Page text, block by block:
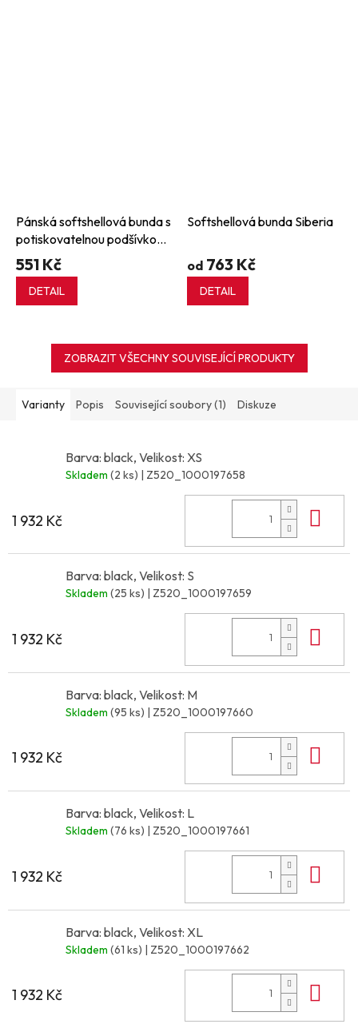
Pánská softshellová bunda s
potiskovatelnou podšívkou
z recyklovaného fleecu
551 Kč
DETAIL
Softshellová bunda Siberia
od 763 Kč
DETAIL
ZOBRAZIT VŠECHNY SOUVISEJÍCÍ PRODUKTY
Varianty Popis Související soubory (1) Diskuze
Barva: black, Velikost: XS
Skladem (2 ks) | Z520_1000197658
1 932 Kč
Barva: black, Velikost: S
Skladem (25 ks) | Z520_1000197659
1 932 Kč
Barva: black, Velikost: M
Skladem (95 ks) | Z520_1000197660
1 932 Kč
Barva: black, Velikost: L
Skladem (76 ks) | Z520_1000197661
1 932 Kč
Barva: black, Velikost: XL
Skladem (61 ks) | Z520_1000197662
1 932 Kč